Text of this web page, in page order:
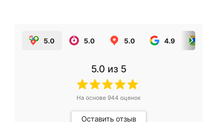
5.0 5.0 5.0 4.9
5.0 из 5
На основе 944 оценок
Оставить отзыв